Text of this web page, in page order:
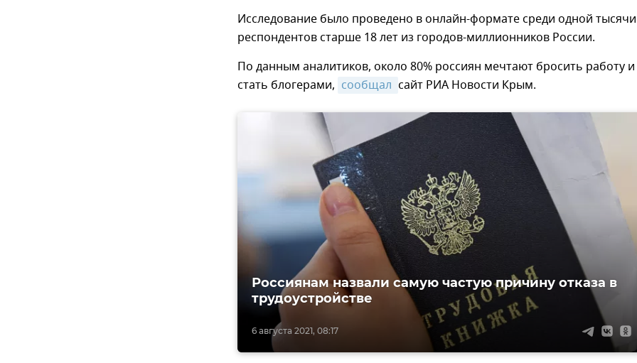
Исследование было проведено в онлайн-формате среди одной тысячи
респондентов старше 18 лет из городов-миллионников России.
По данным аналитиков, около 80% россиян мечтают бросить работу и
стать блогерами, сообщал сайт РИА Новости Крым.
6 августа 2021, 08:17
Россиянам назвали самую частую причину отказа в
трудоустройстве